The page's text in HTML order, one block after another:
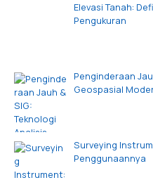
Elevasi Tanah:
Pengukuran
Penginderaan
Geospasial
Surveying
Penggunaannya